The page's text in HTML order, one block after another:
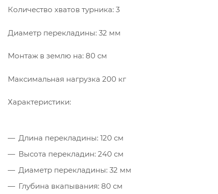
Количество хватов турника: 3
Диаметр перекладины: 32 мм
Монтаж в землю на: 80 см
Максимальная нагрузка 200 кг
Характеристики:
Длина перекладины: 120 см
Высота перекладин: 240 см
Диаметр перекладины: 32 мм
Глубина вкапывания: 80 см